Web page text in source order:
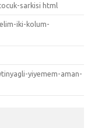
sarkisi html
iki-kolum-
yiyemem-aman-